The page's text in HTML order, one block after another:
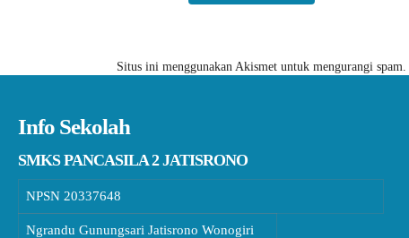
Situs ini menggunakan Akismet untuk mengurangi spam.
Info Sekolah
SMKS PANCASILA 2 JATISRONO
NPSN 20337648
Ngrandu Gunungsari Jatisrono Wonogiri